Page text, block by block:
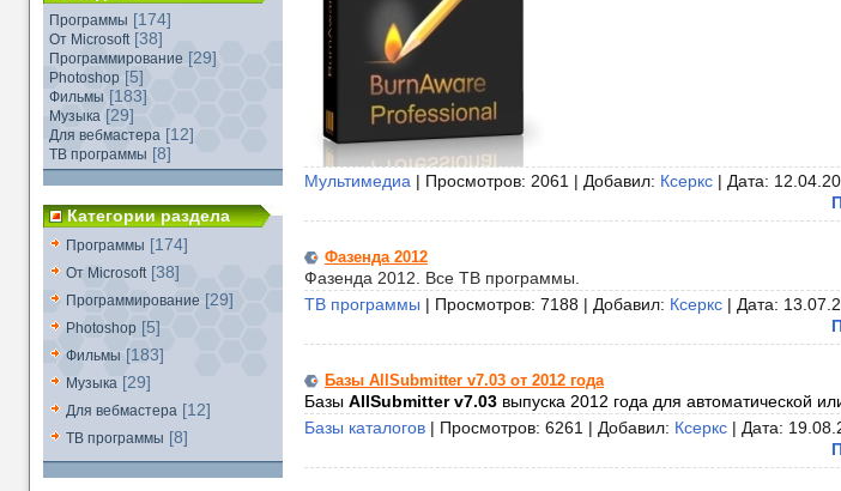
Программы [174]
От Microsoft [38]
Программирование [29]
Photoshop [5]
Фильмы [183]
Музыка [29]
Для вебмастера [12]
ТВ программы [8]
Категории раздела
Программы [174]
От Microsoft [38]
Программирование [29]
Photoshop [5]
Фильмы [183]
Музыка [29]
Для вебмастера [12]
ТВ программы [8]
Мультимедиа | Просмотров: 2061 | Добавил: Ксеркс | Дата:
Фазенда 2012
Фазенда 2012. Все ТВ программы.
ТВ программы | Просмотров: 7188 | Добавил: Ксеркс | Дата:
Базы AllSubmitter v7.03 от 2012 года
Базы AllSubmitter v7.03 выпуска 2012 года для автоматической
Базы каталогов | Просмотров: 6261 | Добавил: Ксеркс | Дата: